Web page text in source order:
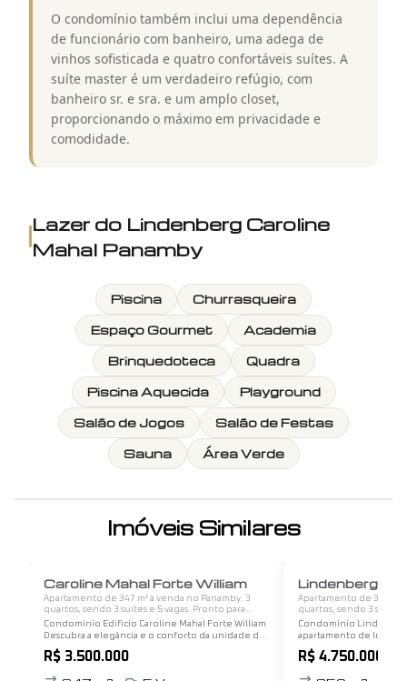
O condomínio também inclui uma dependência
de funcionário com banheiro, uma adega de
vinhos sofisticada e quatro confortáveis suítes. A
suíte master é um verdadeiro refúgio, com
banheiro sr. e sra. e um amplo closet,
proporcionando o máximo em privacidade e
comodidade.
Lazer do Lindenberg Caroline
Mahal Panamby
Piscina
Churrasqueira
Espaço Gourmet
Academia
Brinquedoteca
Quadra
Piscina Aquecida
Playground
Salão de Jogos
Salão de Festas
Sauna
Área Verde
Imóveis Similares
Caroline Mahal Forte William
Apartamento de 347 m² à venda no Panamby. 3
quartos, sendo 3 suítes e 5 vagas. Pronto para
morar.
Condomínio Edificio Caroline Mahal Forte William
Descubra a elegância e o conforto da unidade de
347 m² do Condomínio Edifício Caroline Mahal.
Este amplo espaço é ideal para quem busca uma…
R$ 3.500.000
Lindenberg
Apartamento de 350
quartos, sendo 3 suítes
morar.
Condomínio
apartamento de luxo
projetado pelas
Abbud e Denise
R$ 4.750.000